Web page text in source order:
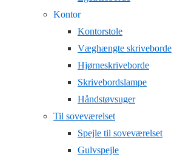
Kontor
Kontorstole
Væghængte skriveborde
Hjørneskriveborde
Skrivebordslampe
Håndstøvsuger
Til soveværelset
Spejle til soveværelset
Gulvspejle